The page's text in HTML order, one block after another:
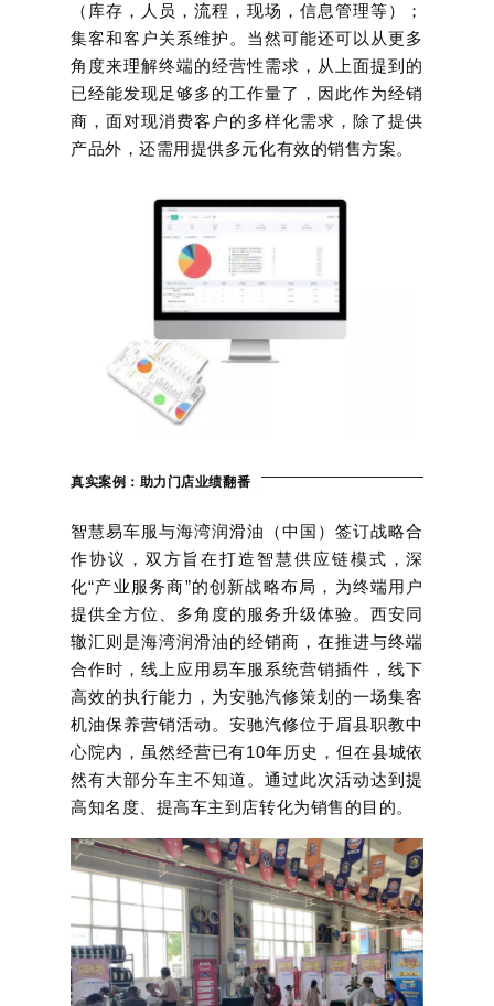
（库存，人员，流程，现场，信息管理等）；
集客和客户关系维护。 当然可能还可以从更多
角度来理解终端的经营性需求，从上面提到的
已经能发现足够多的工作量了，因此作为经销
商，面对现消费客户的多样化需求，除了提供
产品外，还需用提供多元化有效的销售方案。
真实案例：助力门店业绩翻番
智慧易车服与海湾润滑油（中国）签订战略合
作协议，双方旨在打造智慧供应链模式，深
化“产业服务商”的创新战略布局，为终端用户
提供全方位、多角度的服务升级体验。西安同
辙汇则是海湾润滑油的经销商，在推进与终端
合作时，线上应用易车服系统营销插件，线下
高效的执行能力，为安驰汽修策划的一场集客
机油保养营销活动。安驰汽修位于眉县职教中
心院内，虽然经营已有10年历史，但在县城依
然有大部分车主不知道。通过此次活动达到提
高知名度、提高车主到店转化为销售的目的。